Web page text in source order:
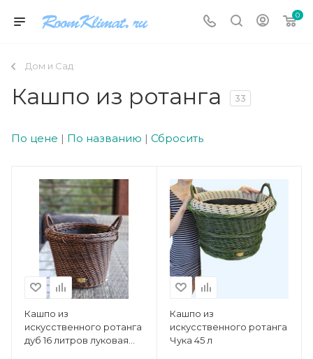
0
Дом и Сад
Кашпо из ротанга 33
По цене | По названию | Сбросить
Кашпо из
искусственного ротанга
дуб 16 литров луковая
Кашпо из
искусственного ротанга
Чука 45 л